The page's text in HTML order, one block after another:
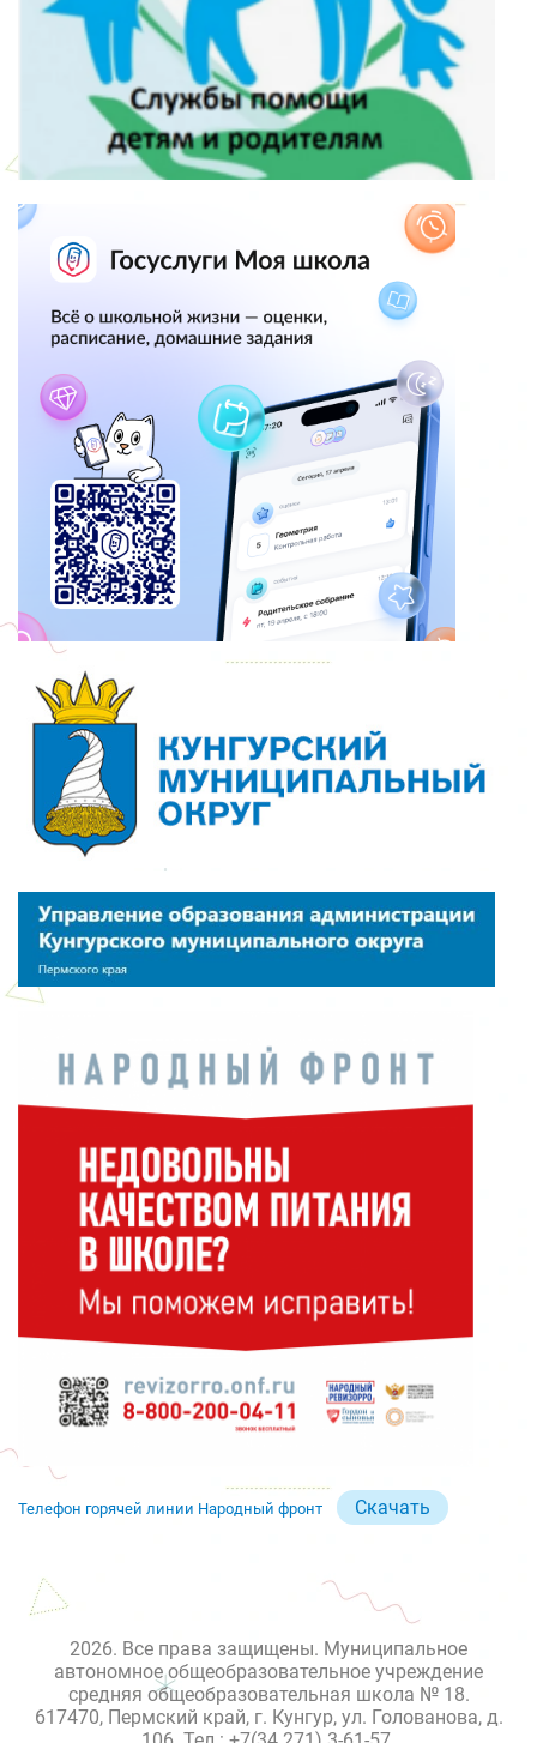
Телефон горячей линии Народный фронт Скачать
2026. Все права защищены. Муниципальное
автономное общеобразовательное учреждение
средняя общеобразовательная школа № 18.
617470, Пермский край, г. Кунгур, ул. Голованова, д.